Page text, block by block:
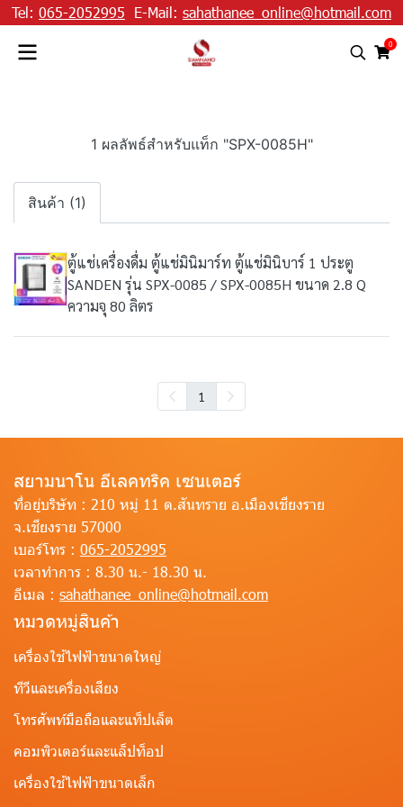
Tel: 065-2052995 E-Mail: sahathanee_online@hotmail.com
0
1 ผลลัพธ์สำหรับแท็ก "SPX-0085H"
สินค้า (1)
ตู้แช่เครื่องดื่ม ตู้แช่มินิมาร์ท ตู้แช่มินิบาร์ 1 ประตู
SANDEN รุ่น SPX-0085 / SPX-0085H ขนาด 2.8 Q
ความจุ 80 ลิตร
1
สยามนาโน อีเลคทริค เซนเตอร์
ที่อยู่บริษัท : 210 หมู่ 11 ต.สันทราย อ.เมืองเชียงราย
จ.เชียงราย 57000
เบอร์โทร : 065-2052995
เวลาทำการ : 8.30 น.- 18.30 น.
อีเมล : sahathanee_online@hotmail.com
หมวดหมู่สินค้า
เครื่องใช้ไฟฟ้าขนาดใหญ่
ทีวีและเครื่องเสียง
โทรศัพท์มือถือและแท็ปเล็ต
คอมพิวเตอร์และแล็ปท็อป
เครื่องใช้ไฟฟ้าขนาดเล็ก